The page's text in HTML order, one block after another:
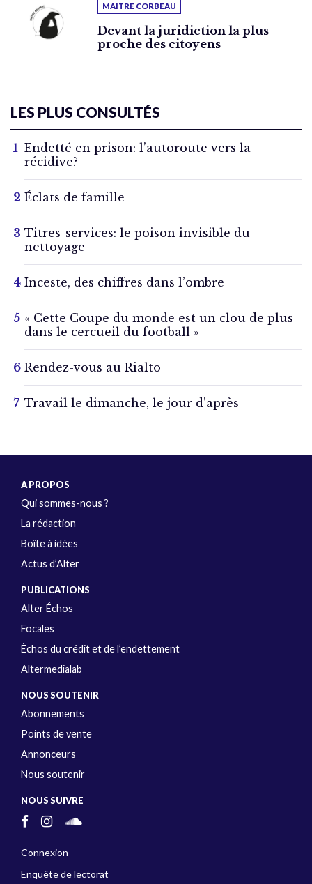
MAITRE CORBEAU
Devant la juridiction la plus
proche des citoyens
LES PLUS CONSULTÉS
Endetté en prison: l’autoroute vers la
récidive?
Éclats de famille
Titres-services: le poison invisible du
nettoyage
Inceste, des chiffres dans l’ombre
« Cette Coupe du monde est un clou de plus
dans le cercueil du football »
Rendez-vous au Rialto
Travail le dimanche, le jour d’après
A PROPOS
Qui sommes-nous ?
La rédaction
Boîte à idées
Actus d’Alter
PUBLICATIONS
Alter Échos
Focales
Échos du crédit et de l’endettement
Altermedialab
NOUS SOUTENIR
Abonnements
Points de vente
Annonceurs
Nous soutenir
NOUS SUIVRE
Connexion
Enquête de lectorat